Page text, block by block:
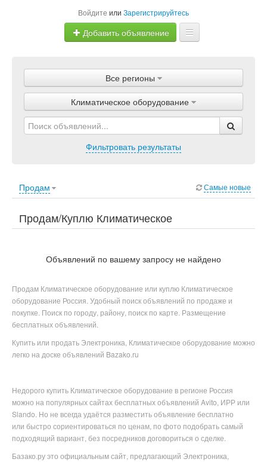
Войдите или Зарегистрируйтесь
Добавить объявление
Объявления
Магазины
Услуги
Все регионы
Климатическое оборудование
Фильтровать результаты
Продам Самые новые
Продам/Куплю Климатическое
оборудование.
Объявлений по вашему запросу не найдено
Продам Климатическое оборудование или куплю Климатическое
оборудование Россия. Удобный поиск объявлений по продаже и
покупке. Поиск по городу, району, поиск по карте. Размещение
бесплатных объявлений.
Купить или продать Электроника, Климатическое оборудование можно
легко на доске объявлений Bazako.ru
Недорого купить Климатическое оборудование в регионе Россия
можно на популярныхсайтах бесплатных объявлений Avito, ИРР или
Slando. Но не всегда удаётся разместить объявление бесплатно
или быстро сориентироваться по ценам, по фото подобрать самый
подходящий вариант, без посредников договориться о сделке.
Базако.ру это официальным сайт, предлагающий Электроника,